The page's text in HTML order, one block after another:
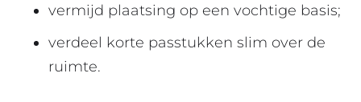
vermijd plaatsing op een vochtige basis;
verdeel korte passtukken slim over de
ruimte.